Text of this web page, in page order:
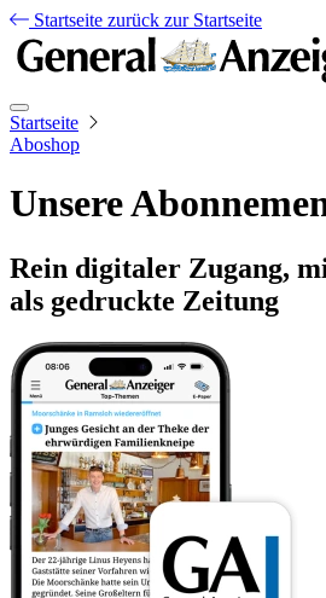
Startseite zurück zur Startseite
Startseite
Aboshop
Unsere
Rein digitaler Zugang,
als gedruckte Zeitung